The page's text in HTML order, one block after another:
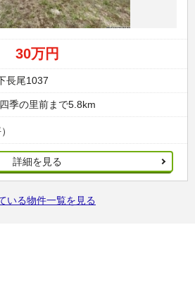
30万円
長尾1037
季の里前まで5.8km
詳細を見る
いる物件一覧を見る